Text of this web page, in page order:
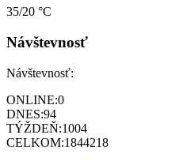
35/20 °C
Návštevnosť
Návštevnosť:
ONLINE:0
DNES:94
TÝŽDEŇ:1004
CELKOM:1844218